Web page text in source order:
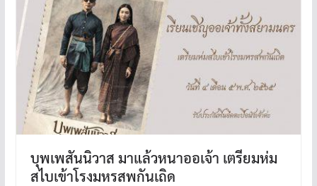
บุพเพสันนิวาส มาแล้วหนาออเจ้า เตรียมห่ม
สไบเข้าโรงมหรสพกันเถิด